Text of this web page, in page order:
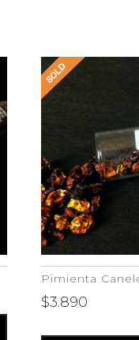
Pimienta
$3.890